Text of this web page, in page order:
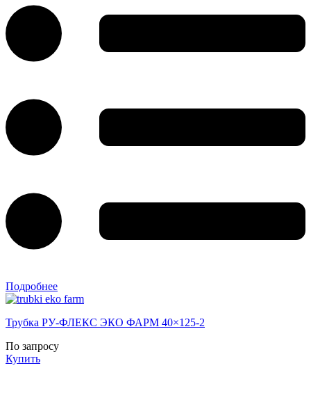
Подробнее
Трубка РУ-ФЛЕКС ЭКО ФАРМ 40×125-2
По запросу
Купить